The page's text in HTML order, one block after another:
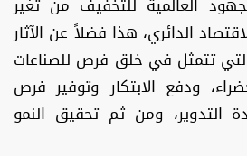
الدائري، هذا فضلاً عن الآثار
تتمثل في خلق فرص للصناعات
ودفع الابتكار وتوفير فرص
التدوير، ومن ثم تحقيق النمو